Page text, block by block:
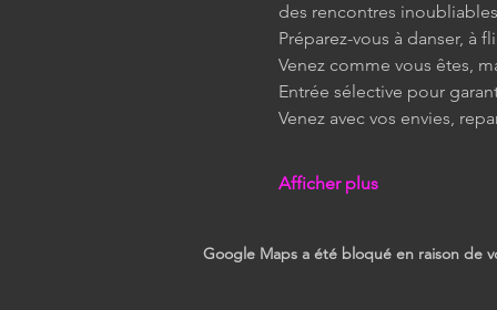
des rencontres
Préparez-vous à danser, à
Venez comme vous êtes,
Entrée sélective pour
Venez avec vos envies,
Afficher plus
Google Maps a été bloqué en raison de